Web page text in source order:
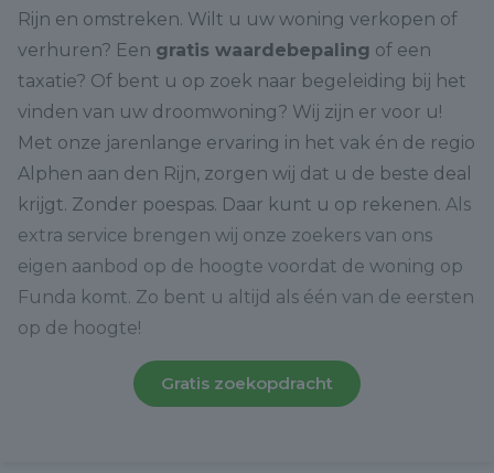
Rijn en omstreken. Wilt u uw woning verkopen of
verhuren? Een gratis waardebepaling of een
taxatie? Of bent u op zoek naar begeleiding bij het
vinden van uw droomwoning? Wij zijn er voor u!
Met onze jarenlange ervaring in het vak én de regio
Alphen aan den Rijn, zorgen wij dat u de beste deal
krijgt. Zonder poespas. Daar kunt u op rekenen. Als
extra service brengen wij onze zoekers van ons
eigen aanbod op de hoogte voordat de woning op
Funda komt. Zo bent u altijd als één van de eersten
op de hoogte!
Gratis zoekopdracht